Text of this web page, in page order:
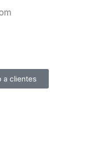
a clientes